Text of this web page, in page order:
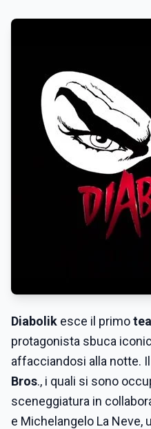
Diabolik esce il primo
protagonista sbuca
affacciandosi alla notte. Il
Bros., i quali si sono
sceneggiatura in
e Michelangelo La Neve,